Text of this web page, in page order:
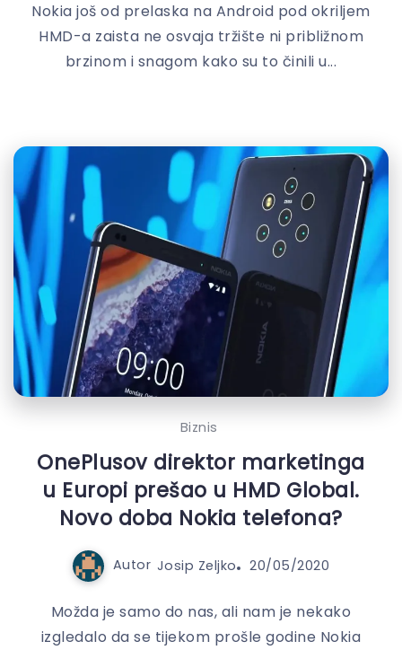
Nokia još od prelaska na Android pod okriljem
HMD-a zaista ne osvaja tržište ni približnom
brzinom i snagom kako su to činili u...
Biznis
OnePlusov direktor marketinga
u Europi prešao u HMD Global.
Novo doba Nokia telefona?
Autor Josip Zeljko 20/05/2020
Možda je samo do nas, ali nam je nekako
izgledalo da se tijekom prošle godine Nokia